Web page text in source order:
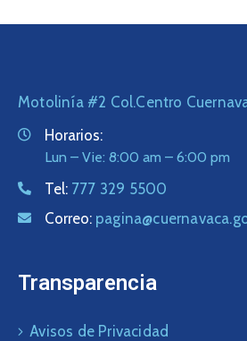
Motolinía #2 Col.Centro
Horarios:
Lun – Vie: 8:00 am – 6:00 pm
Tel: 777 329 5500
Correo:
Transparencia
Avisos de Privacidad